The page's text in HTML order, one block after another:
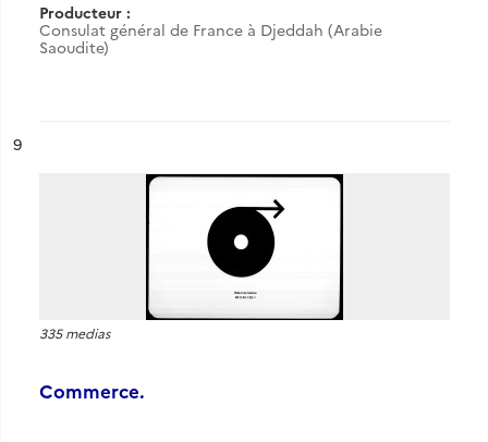
Producteur :
Consulat général de France à Djeddah (Arabie
Saoudite)
n°
9
335 medias
Commerce.